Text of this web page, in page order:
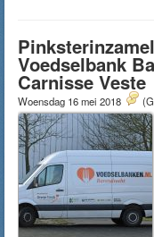
Voedselbank
Carnisse Veste
Woensdag 16 mei 2018